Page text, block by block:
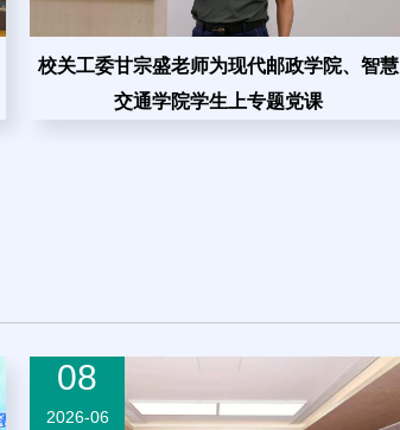
校关工委甘宗盛老师为现代邮政学院、智慧
交通学院学生上专题党课
08
2026-06